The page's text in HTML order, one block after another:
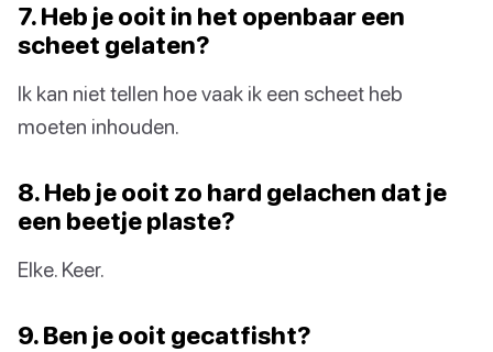
7. Heb je ooit in het openbaar een
scheet gelaten?
Ik kan niet tellen hoe vaak ik een scheet heb
moeten inhouden.
8. Heb je ooit zo hard gelachen dat je
een beetje plaste?
Elke. Keer.
9. Ben je ooit gecatfisht?